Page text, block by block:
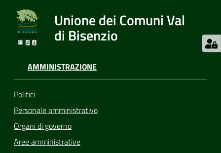
Unione dei Comuni Val
di Bisenzio
AMMINISTRAZIONE
Politici
Personale amministrativo
Organi di governo
Aree amministrative